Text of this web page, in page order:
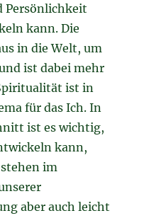
Persönlichkeit
kann. Die
in die Welt, um
ist dabei mehr
ist in
für das Ich. In
ist es wichtig,
kann,
im
aber auch leicht